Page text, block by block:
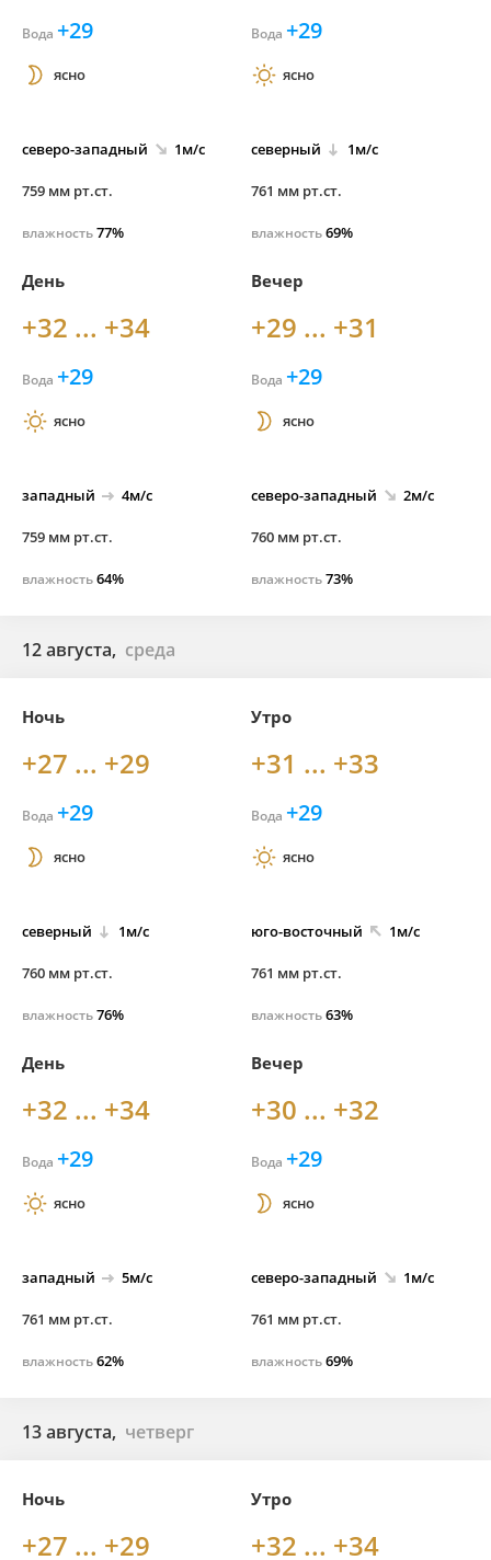
Вода +29
ясно
северо-западный 1м/с
759 мм рт.ст.
влажность77%
Вода +29
ясно
северный 1м/с
761 мм рт.ст.
влажность69%
День
+32 ... +34
Вода +29
ясно
западный 4м/с
759 мм рт.ст.
влажность64%
Вечер
+29 ... +31
Вода +29
ясно
северо-западный 2м/с
760 мм рт.ст.
влажность73%
12 августа, среда
Ночь
+27 ... +29
Вода +29
ясно
северный 1м/с
760 мм рт.ст.
влажность76%
Утро
+31 ... +33
Вода +29
ясно
юго-восточный 1м/с
761 мм рт.ст.
влажность63%
День
+32 ... +34
Вода +29
ясно
западный 5м/с
761 мм рт.ст.
влажность62%
Вечер
+30 ... +32
Вода +29
ясно
северо-западный 1м/с
761 мм рт.ст.
влажность69%
13 августа, четверг
Ночь
+27 ... +29
Утро
+32 ... +34